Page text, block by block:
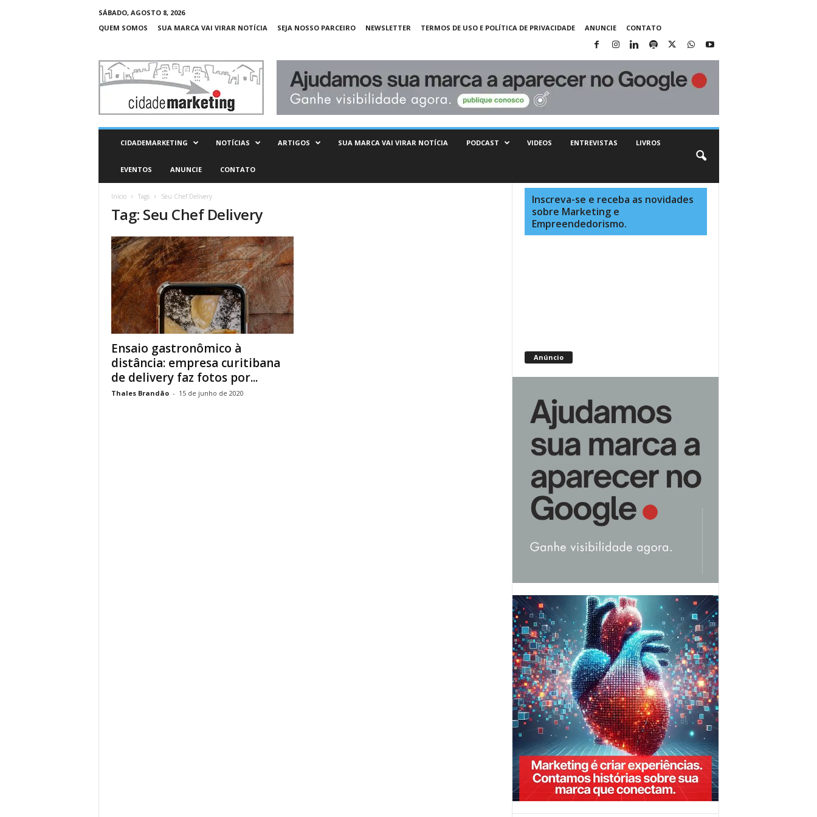
SÁBADO, AGOSTO 8, 2026
QUEM SOMOS
SUA MARCA VAI VIRAR NOTÍCIA SEJA NOSSO PARCEIRO NEWSLETTER TERMOS DE USO E POLÍTICA DE PRIVACIDADE ANUNCIE CONTATO
C
d
CIDADEMARKETING NOTÍCIAS ARTIGOS SUA MARCA VAI VIRAR NOTÍCIA PODCAST VIDEOS ENTREVISTAS LIVROS
EVENTOS ANUNCIE CONTATO
Início Tags Seu Chef Delivery
Tag: Seu Chef Delivery
Ensaio gastronômico à
distância: empresa curitibana
de delivery faz fotos por...
Thales Brandão - 15 de junho de 2020
Inscreva-se e receba as novidades
sobre Marketing e
Empreendedorismo.
Anúncio